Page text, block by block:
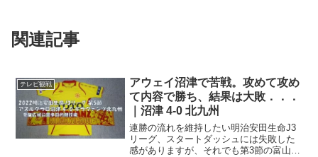
関連記事
テレビ観戦
アウェイ沼津で苦戦。攻めて攻め
て内容で勝ち、結果は大敗．．．
｜沼津 4-0 北九州
連勝の流れを維持したい明治安田生命J3
リーグ、スタートダッシュには失敗した
感がありますが、それでも第3節の富山